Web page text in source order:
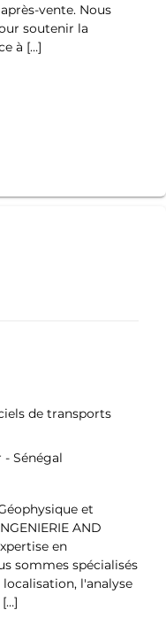
vente. Nous
soutenir la
à […]
de transports
Sénégal
et
AND
en
sommes spécialisés
l'analyse